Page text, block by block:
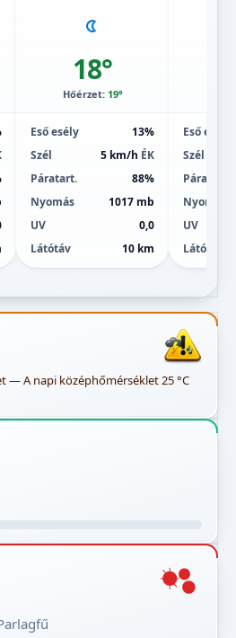
18°
Hőérzet: 19°
Eső esély
13%
Szél
5 km/h ÉK
Páratart.
88%
Nyomás
1017 mb
UV
0,0
Látótáv
10 km
Eső esély
Szél
Páratart.
Nyomás
UV
Látótáv
— A napi középhőmérséklet 25 °C